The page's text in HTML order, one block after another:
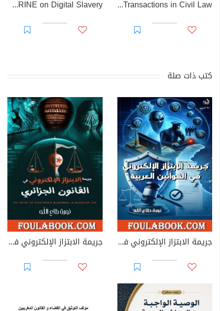
EL RAKHAWI MIND on the Doctrine of Simulation and Sham Transactions in Civil Law
EL-RAKHAWI DOCTRINE on Digital Slavery
كتب ذات صلة
جريمة الابتزاز الإلكتروني في القوانين العربية جريمة الابتزاز الإلكتروني في القانون الجزائري